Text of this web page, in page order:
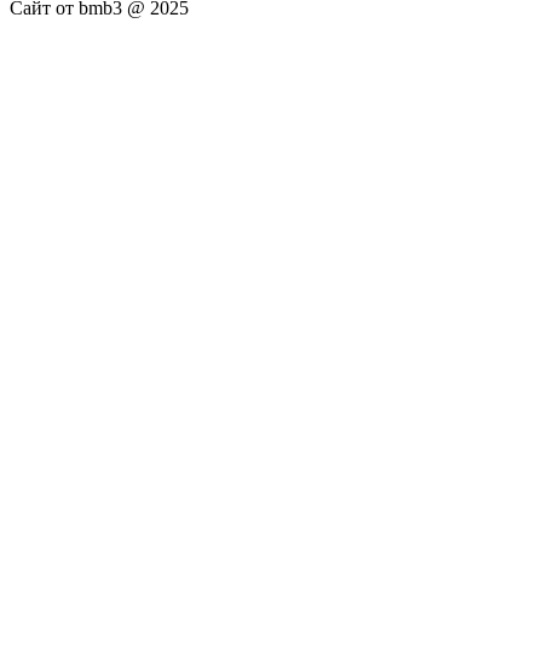
Сайт от bmb3 @ 2025